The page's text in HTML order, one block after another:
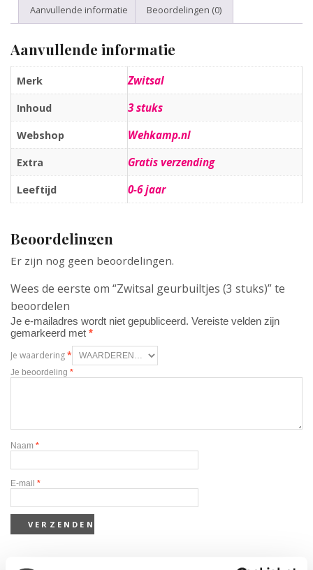
Aanvullende informatie Beoordelingen (0)
Aanvullende informatie
Merk Zwitsal
Inhoud 3 stuks
Webshop Wehkamp.nl
Extra Gratis verzending
Leeftijd 0-6 jaar
Beoordelingen
Er zijn nog geen beoordelingen.
Wees de eerste om “Zwitsal geurbuiltjes (3 stuks)” te
beoordelen
Je e-mailadres wordt niet gepubliceerd. Vereiste velden zijn
gemarkeerd met *
Je waardering*
Je beoordeling *
Naam *
E-mail *